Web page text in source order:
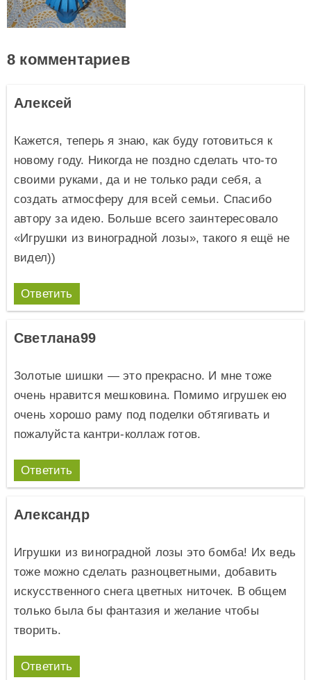
8 комментариев
Алексей
Кажется, теперь я знаю, как буду готовиться к
новому году. Никогда не поздно сделать что-то
своими руками, да и не только ради себя, а
создать атмосферу для всей семьи. Спасибо
автору за идею. Больше всего заинтересовало
«Игрушки из виноградной лозы», такого я ещё не
видел))
Ответить
Светлана99
Золотые шишки — это прекрасно. И мне тоже
очень нравится мешковина. Помимо игрушек ею
очень хорошо раму под поделки обтягивать и
пожалуйста кантри-коллаж готов.
Ответить
Александр
Игрушки из виноградной лозы это бомба! Их ведь
тоже можно сделать разноцветными, добавить
искусственного снега цветных ниточек. В общем
только была бы фантазия и желание чтобы
творить.
Ответить